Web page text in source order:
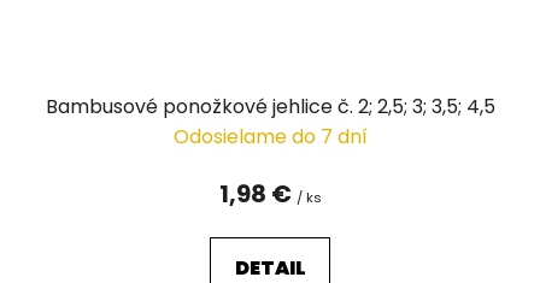
Bambusové ponožkové jehlice č. 2; 2,5; 3; 3,5; 4,5
Odosielame do 7 dní
1,98 € / ks
DETAIL